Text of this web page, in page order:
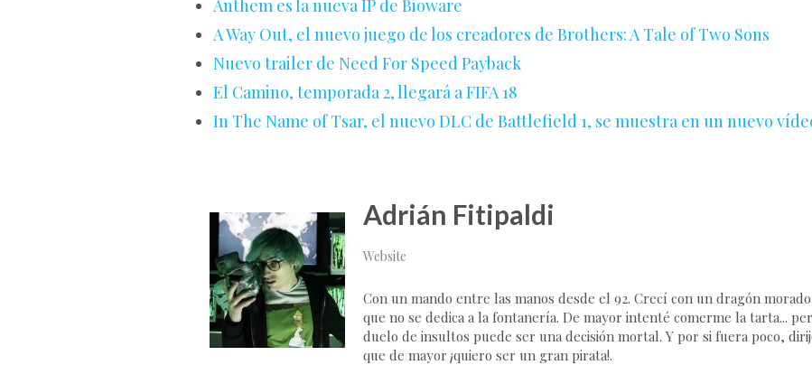
Anthem es la nueva IP de Bioware
A Way Out, el nuevo juego de los creadores de Brothers: A Tale of Two Sons
Nuevo trailer de Need For Speed Payback
El Camino, temporada 2, llegará a FIFA 18
In The Name of Tsar, el nuevo DLC de Battlefield 1, se muestra en un nuevo
Adrián Fitipaldi
Website
Con un mando entre las manos desde el 92. Crecí con un dragón
que no se dedica a la fontanería. De mayor intenté comerme la tarta...
duelo de insultos puede ser una decisión mortal. Y por si fuera poco,
que de mayor ¡quiero ser un gran pirata!.